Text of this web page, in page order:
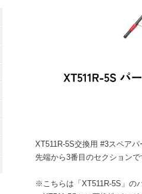
XT511R-5S交換用 #3スペアパ
先端から3番目のセクションで
※こちらは「XT511R-5S」の